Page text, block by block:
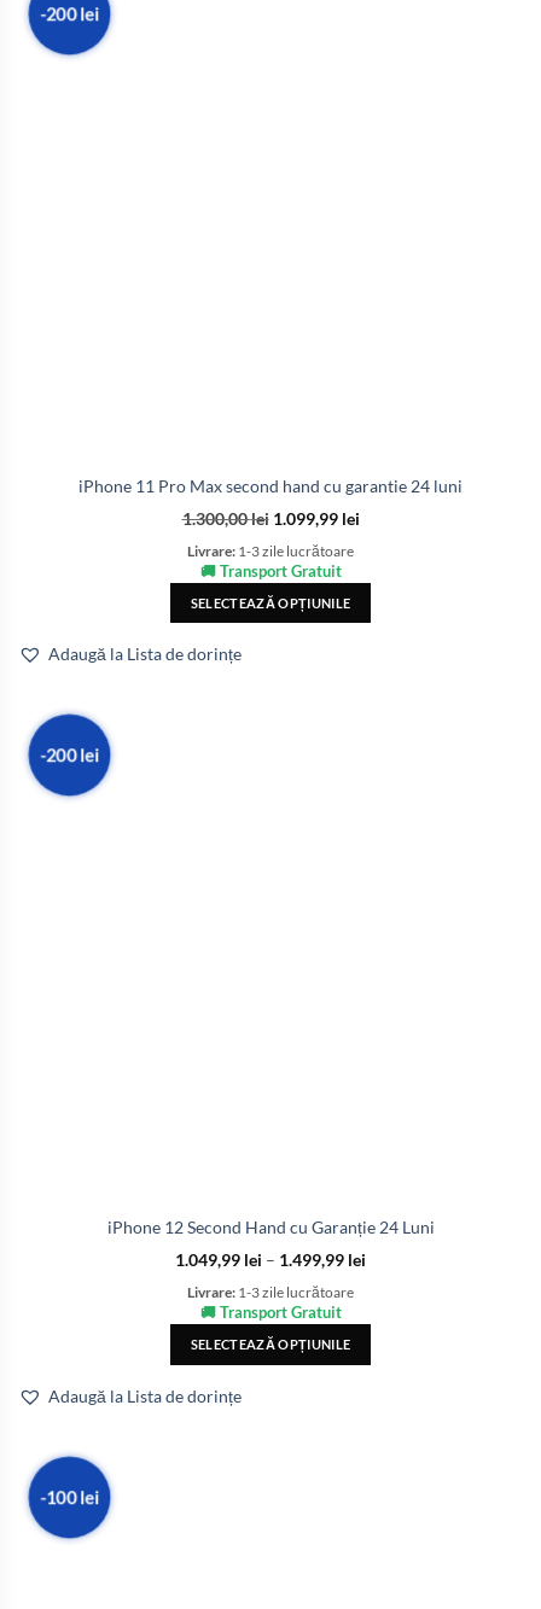
-200 lei
iPhone 11 Pro Max second hand cu garantie 24 luni
1.300,00lei 1.099,99 lei
Livrare: 1-3 zile lucrătoare
🚚 Transport Gratuit
SELECTEAZĂ OPȚIUNILE
Adaugă la Lista de dorințe
-200 lei
iPhone 12 Second Hand cu Garanție 24 Luni
1.049,99 lei – 1.499,99 lei
Livrare: 1-3 zile lucrătoare
🚚 Transport Gratuit
SELECTEAZĂ OPȚIUNILE
Adaugă la Lista de dorințe
-100 lei